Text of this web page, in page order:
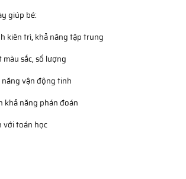
giúp bé:
kiên trì, khả năng tập trung
sắc, số lượng
vận động tinh
khả năng phán đoán
với toán học